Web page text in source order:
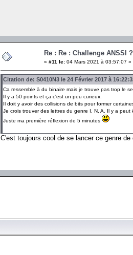
Re : Re : Challenge ANSSI ?
« #11 le: 04 Mars 2021 à 03:57:07 »
Citation de: S0410N3 le 24 Février 2017 à
Ca ressemble à du binaire mais je trouve pas trop le
Il y a 50 points et ça c'est un peu curieux.
Il doit y avoir des collisions de bits pour former
Je crois trouver des lettres du genre I, N, A. Il y a peut
Juste ma première réflexion de 5 minutes
C'est toujours cool de se lancer ce genre de